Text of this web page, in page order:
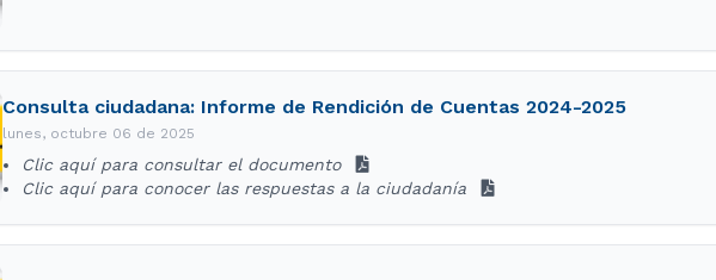
Consulta ciudadana: Informe de Rendición de Cuentas 2024-2025
lunes, octubre 06 de 2025
Clic aquí para consultar el documento
Clic aquí para conocer las respuestas a la ciudadanía